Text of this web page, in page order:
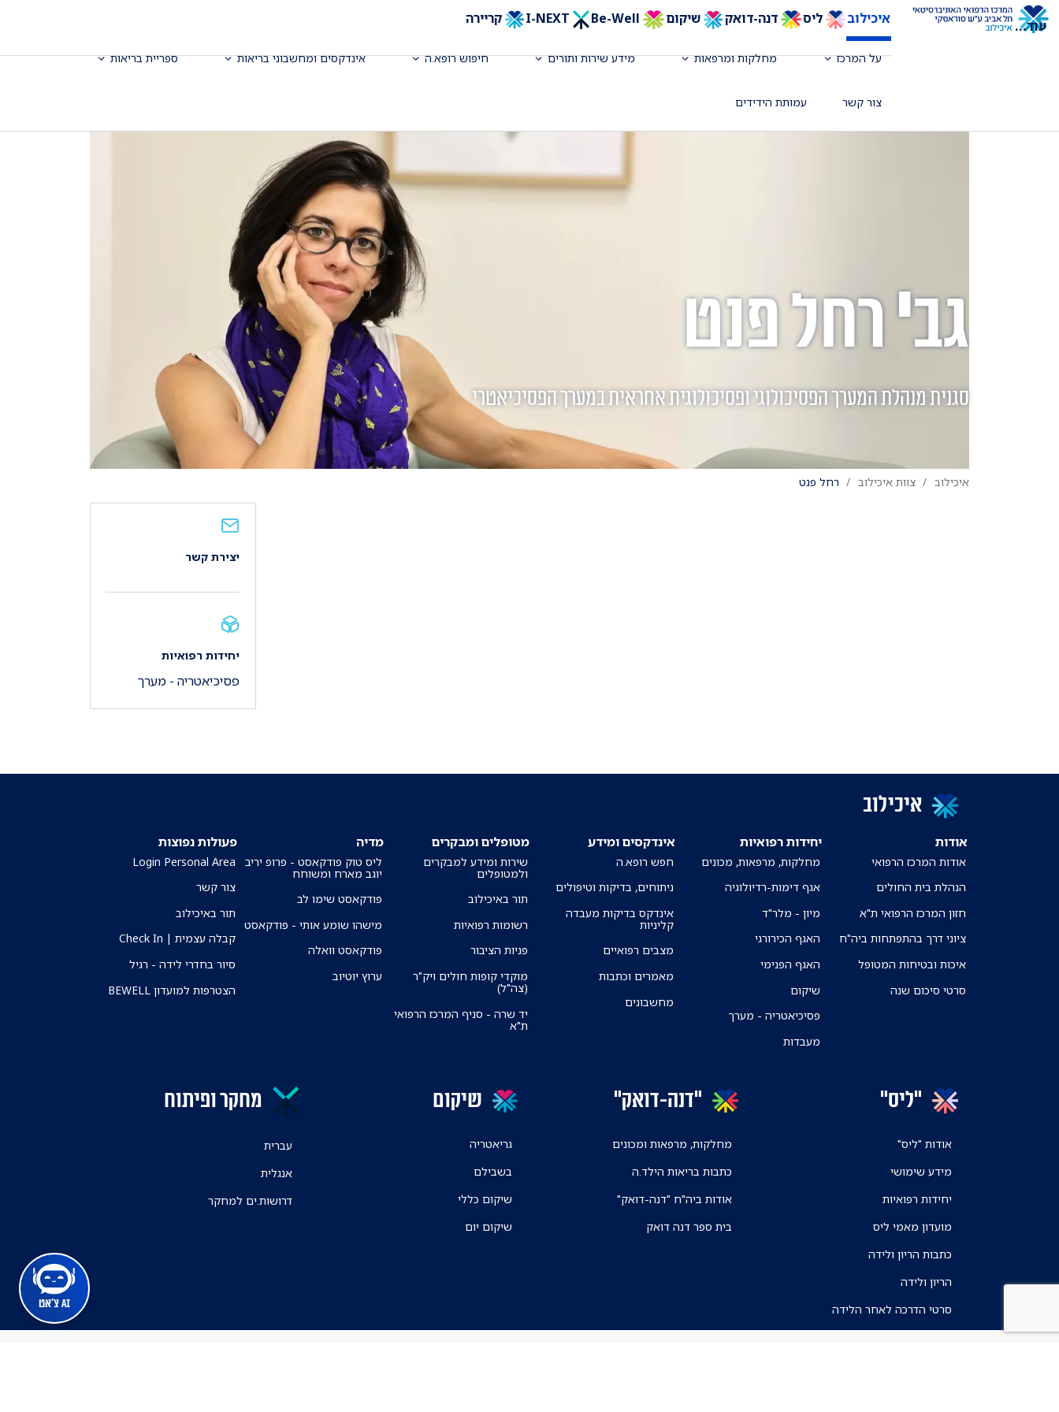
איכילוב ליס דנה-דואק שיקום Be-Well קריירה
על המרכז מחלקות ומרפאות מידע שירות ותורים חיפוש רופא.ה אינדקסים ומחשבוני בריאות ספריית בריאות
צור קשר עמותת הידידים
עוד...
AI צ'אט
גב' רחל פנט
סגנית מנהלת המערך הפסיכולוגי ופסיכולוגית אחראית במערך הפסיכיאטרי
איכילוב צוות איכילוב רחל פנט
יצירת קשר
יחידות רפואיות
פסיכיאטריה - מערך
איכילוב
אודות
אודות המרכז הרפואי
הנהלת בית החולים
חזון המרכז הרפואי ת"א
ציוני דרך בהתפתחות ביה"ח
איכות ובטיחות המטופל
סרטי סיכום שנה
יחידות רפואיות
מחלקות, מרפאות, מכונים
אגף דימות-רדיולוגיה
מיון - מלר"ד
האגף הכירורגי
האגף הפנימי
שיקום
פסיכיאטריה - מערך
מעבדות
אינדקסים ומידע
חפש רופא.ה
ניתוחים, בדיקות וטיפולים
אינדקס בדיקות מעבדה
קליניות
מצבים רפואיים
מאמרים וכתבות
מחשבונים
מטופלים ומבקרים
שירות ומידע למבקרים
ולמטופלים
תור באיכילוב
רשומות רפואיות
פניות הציבור
מוקדי קופות חולים ויק"ר
(צה"ל)
יד שרה - סניף המרכז הרפואי
ת"א
מדיה
ליס טוק פודקאסט - פרופ יריב
יוגב מארח ומשוחח
פודקאסט שימו לב
מישהו שומע אותי - פודקאסט
פודקאסט וואלה
ערוץ יוטיוב
פעולות נפוצות
Login Personal Area
צור קשר
תור באיכילוב
קבלה עצמית | Check In
סיור בחדרי לידה - רגיל
הצטרפות למועדון BEWELL
"ליס"
אודות "ליס"
מידע שימושי
יחידות רפואיות
מועדון מאמי ליס
כתבות הריון ולידה
הריון ולידה
סרטי הדרכה לאחר הלידה
"דנה-דואק"
מחלקות, מרפאות ומכונים
כתבות בריאות הילד.ה
אודות ביה"ח "דנה-דואק"
בית ספר דנה דואק
שיקום
גריאטריה
בשבילם
שיקום כללי
שיקום יום
מחקר ופיתוח
עברית
אנגלית
דרושות.ים למחקר